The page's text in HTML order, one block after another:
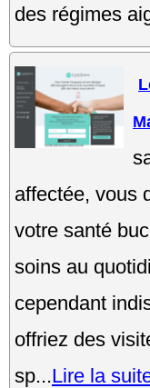
des régimes
affectée, vous
votre santé
soins au
cependant
offriez des
sp...Lire la